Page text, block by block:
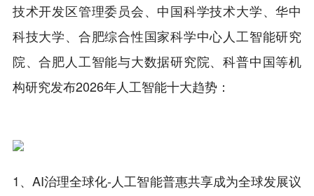
技术开发区管理委员会、中国科学技术大学、华中
科技大学、合肥综合性国家科学中心人工智能研究
院、合肥人工智能与大数据研究院、科普中国等机
构研究发布2026年人工智能十大趋势：
1、AI治理全球化-人工智能普惠共享成为全球发展议